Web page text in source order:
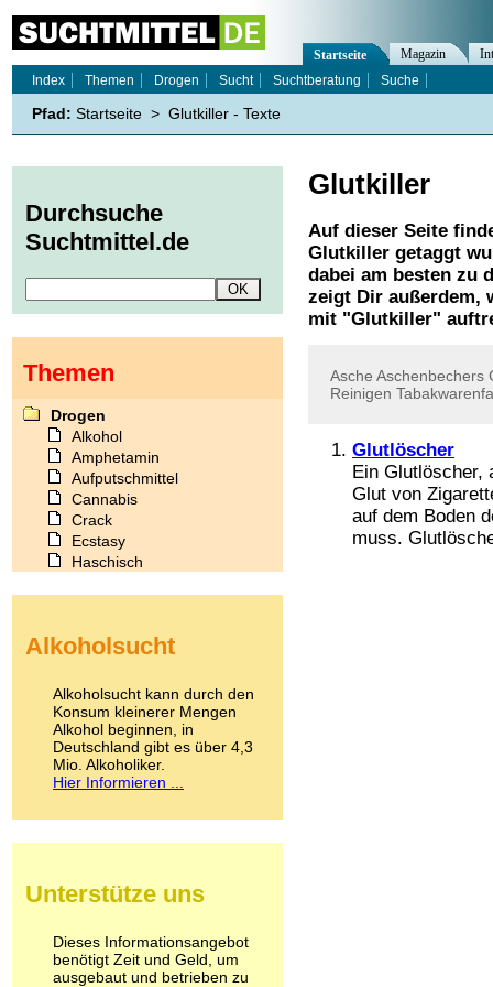
Glutkiller
Auf dieser Seite
Glutkiller getaggt
dabei am besten zu
zeigt Dir außerdem,
mit "Glutkiller"
Asche Aschenbechers
Reinigen
Glutlöscher
Ein Glutlöscher,
Glut von
auf dem Boden
muss.
Startseite Magazin
Index
Themen Drogen Sucht Suchtberatung Suche
Pfad: Startseite > Glutkiller - Texte
Durchsuche
Suchtmittel.de
Themen
Drogen
Alkohol
Amphetamin
Aufputschmittel
Cannabis
Crack
Ecstasy
Haschisch
Kokain
LSD
Marihuana
Medikamente
Meskalin
Metamphetamin
Methadon
Pilze
Psychopharmaka
Schlafmittel
Schmerzmittel
Alkoholsucht
Alkoholsucht kann durch den
Konsum kleinerer Mengen
Alkohol beginnen, in
Deutschland gibt es über 4,3
Mio. Alkoholiker.
Hier Informieren ...
Unterstütze uns
Dieses Informationsangebot
benötigt Zeit und Geld, um
ausgebaut und betrieben zu